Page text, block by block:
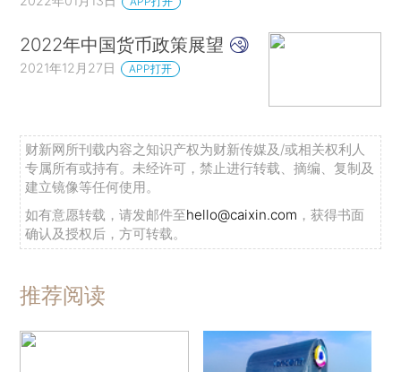
2022年中国货币政策展望
2021年12月27日 APP打开
财新网所刊载内容之知识产权为财新传媒及/或相关权利人
专属所有或持有。未经许可，禁止进行转载、摘编、复制及
建立镜像等任何使用。
如有意愿转载，请发邮件至hello@caixin.com ，获得书面
确认及授权后，方可转载。
推荐阅读